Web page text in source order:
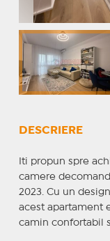
DESCRIERE
Iti propun spre
camere
2023. Cu un
acest apartament
camin confortabil